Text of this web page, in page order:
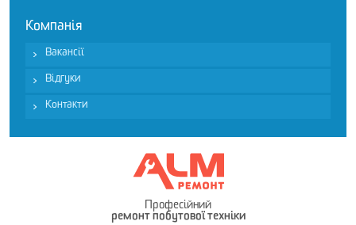
Компанія
Вакансії
Відгуки
Контакти
Професійний
ремонт побутової техніки